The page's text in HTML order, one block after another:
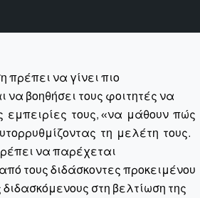
να γίνει πιο
να βοηθήσει τους φοιτητές να
εμπειρίες τους, «να μάθουν πώς
τη μελέτη τους.
να παρέχεται
τους διδάσκοντες προκειμένου
στη βελτίωση της